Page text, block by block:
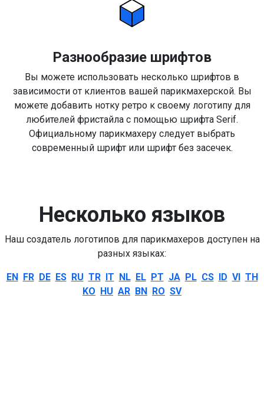
Разнообразие шрифтов
Вы можете использовать несколько шрифтов в
зависимости от клиентов вашей парикмахерской. Вы
можете добавить нотку ретро к своему логотипу для
любителей фристайла с помощью шрифта Serif.
Официальному парикмахеру следует выбрать
современный шрифт или шрифт без засечек.
Несколько языков
Наш создатель логотипов для парикмахеров доступен на
разных языках:
EN FR DE ES RU TR IT NL EL PT JA PL CS ID VI TH
KO HU AR BN RO SV